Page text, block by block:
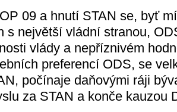
09 a hnutí STAN se, byť
s největší vládní stranou,
vlády a nepříznivém
preferencí ODS, se
počínaje daňovými ráji
za STAN a konče kauzou